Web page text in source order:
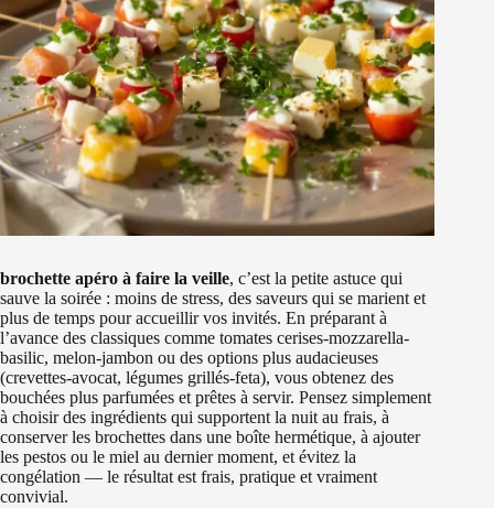
brochette apéro à faire la veille, c’est la petite astuce qui
sauve la soirée : moins de stress, des saveurs qui se marient et
plus de temps pour accueillir vos invités. En préparant à
l’avance des classiques comme tomates cerises-mozzarella-
basilic, melon-jambon ou des options plus audacieuses
(crevettes-avocat, légumes grillés-feta), vous obtenez des
bouchées plus parfumées et prêtes à servir. Pensez simplement
à choisir des ingrédients qui supportent la nuit au frais, à
conserver les brochettes dans une boîte hermétique, à ajouter
les pestos ou le miel au dernier moment, et évitez la
congélation — le résultat est frais, pratique et vraiment
convivial.